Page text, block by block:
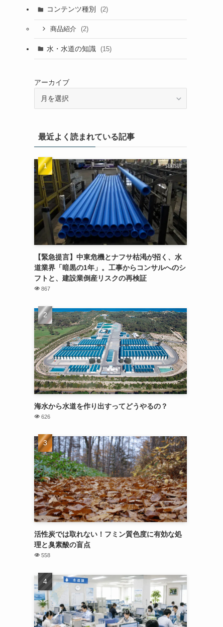
コンテンツ種別 (2)
商品紹介 (2)
水・水道の知識 (15)
アーカイブ
最近よく読まれている記事
【緊急提言】中東危機とナフサ枯渇が招く、水
道業界「暗黒の1年」。工事からコンサルへのシ
フトと、建設業倒産リスクの再検証
867
海水から水道を作り出すってどうやるの？
626
活性炭では取れない！フミン質色度に有効な処
理と臭素酸の盲点
558